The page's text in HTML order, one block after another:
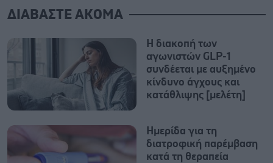
ΔΙΑΒΑΣΤΕ ΑΚΟΜΑ
Η διακοπή των
αγωνιστών GLP-1
συνδέεται με αυξημένο
κίνδυνο άγχους και
κατάθλιψης [μελέτη]
Ημερίδα για τη
διατροφική παρέμβαση
κατά τη θεραπεία